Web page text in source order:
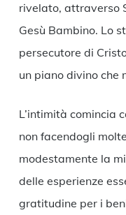
rivelato, attraverso
Gesù Bambino. Lo
persecutore di
un piano divino che
L’intimità comincia
non facendogli
modestamente la
delle esperienze
gratitudine per i